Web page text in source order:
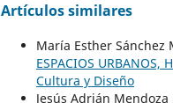
Artículos similares
María Esther Sánchez
ESPACIOS
Cultura y Diseño
Jesús Adrián